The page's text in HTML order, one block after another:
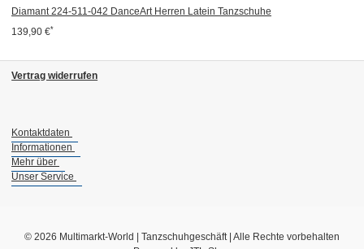
Diamant 224-511-042 DanceArt Herren Latein Tanzschuhe
139,90 €*
Vertrag widerrufen
Kontaktdaten
Informationen
Mehr über
Unser Service
© 2026 Multimarkt-World | Tanzschuhgeschäft | Alle Rechte vorbehalten